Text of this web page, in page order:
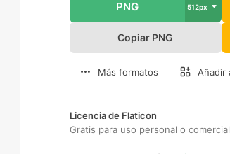
PNG 512px
Copiar PNG
Más formatos Añadir
Licencia de Flaticon
Gratis para uso personal o